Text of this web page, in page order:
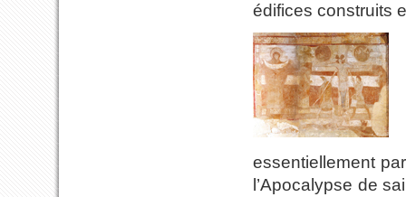
édifices construits
essentiellement
l’Apocalypse de